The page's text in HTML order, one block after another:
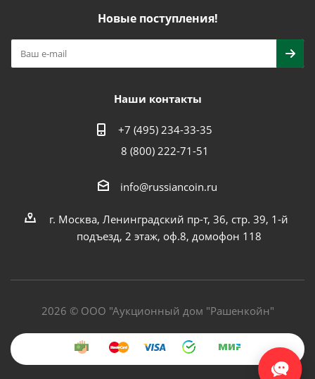
Новые поступления!
Наши контакты
+7 (495) 234-33-35
8 (800) 222-71-51
info@russiancoin.ru
г. Москва, Ленинградский пр-т, 36, стр. 39, 1-й
подъезд, 2 этаж, оф.8, домофон 118
2026 © ООО "Аукционный дом "Рашенкойн"